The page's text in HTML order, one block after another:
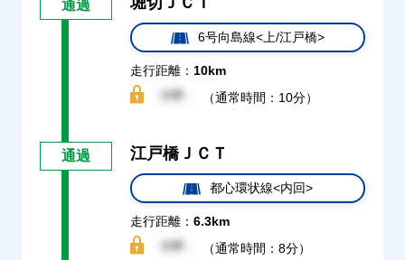
通過
6号向島線<上/江戸橋>
走行距離： 10km
（通常時間：10分）
通過 江戸橋ＪＣＴ
都心環状線<内回>
走行距離： 6.3km
（通常時間：8分）